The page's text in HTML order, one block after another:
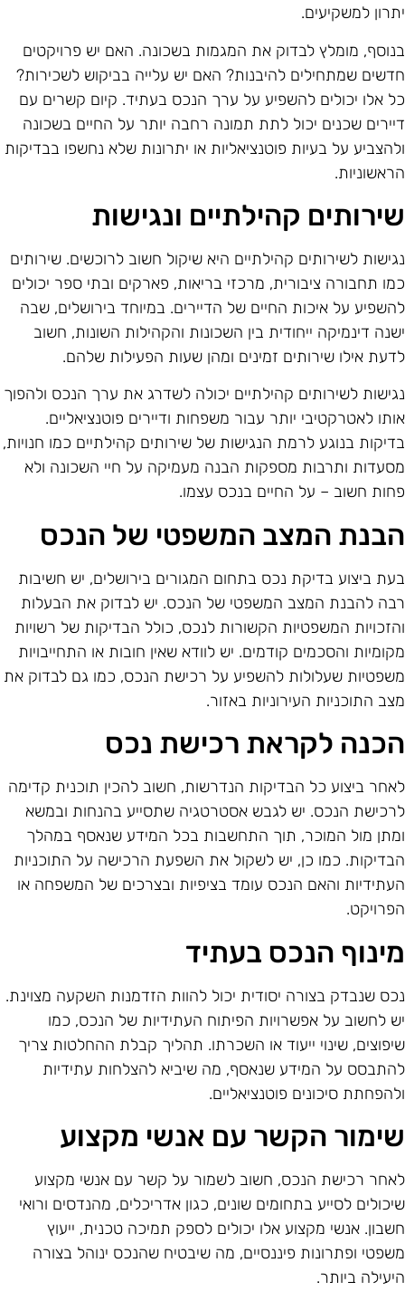
למשקיעים.
מומלץ לבדוק את המגמות בשכונה. האם יש פרויקטים
שמתחילים להיבנות? האם יש עלייה בביקוש לשכירות?
אלו יכולים להשפיע על ערך הנכס בעתיד. קיום קשרים עם
שכנים יכול לתת תמונה רחבה יותר על החיים בשכונה
על בעיות פוטנציאליות או יתרונות שלא נחשפו בבדיקות
קהילתיים ונגישות
לשירותים קהילתיים היא שיקול חשוב לרוכשים. שירותים
תחבורה ציבורית, מרכזי בריאות, פארקים ובתי ספר יכולים
על איכות החיים של הדיירים. במיוחד בירושלים, שבה
דינמיקה ייחודית בין השכונות והקהילות השונות, חשוב
אילו שירותים זמינים ומהן שעות הפעילות שלהם.
לשירותים קהילתיים יכולה לשדרג את ערך הנכס ולהפוך
לאטרקטיבי יותר עבור משפחות ודיירים פוטנציאליים.
בנוגע לרמת הנגישות של שירותים קהילתיים כמו חנויות,
ותרבות מספקות הבנה מעמיקה על חיי השכונה ולא
חשוב – על החיים בנכס עצמו.
המצב המשפטי של הנכס
ביצוע בדיקת נכס בתחום המגורים בירושלים, יש חשיבות
להבנת המצב המשפטי של הנכס. יש לבדוק את הבעלות
המשפטיות הקשורות לנכס, כולל הבדיקות של רשויות
והסכמים קודמים. יש לוודא שאין חובות או התחייבויות
שעלולות להשפיע על רכישת הנכס, כמו גם לבדוק את
התוכניות העירוניות באזור.
לקראת רכישת נכס
ביצוע כל הבדיקות הנדרשות, חשוב להכין תוכנית קדימה
הנכס. יש לגבש אסטרטגיה שתסייע בהנחות ובמשא
מול המוכר, תוך התחשבות בכל המידע שנאסף במהלך
כמו כן, יש לשקול את השפעת הרכישה על התוכניות
והאם הנכס עומד בציפיות ובצרכים של המשפחה או
הנכס בעתיד
שנבדק בצורה יסודית יכול להוות הזדמנות השקעה מצוינת.
לחשוב על אפשרויות הפיתוח העתידיות של הנכס, כמו
שינוי ייעוד או השכרתו. תהליך קבלת ההחלטות צריך
על המידע שנאסף, מה שיביא להצלחות עתידיות
סיכונים פוטנציאליים.
הקשר עם אנשי מקצוע
רכישת הנכס, חשוב לשמור על קשר עם אנשי מקצוע
לסייע בתחומים שונים, כגון אדריכלים, מהנדסים ורואי
אנשי מקצוע אלו יכולים לספק תמיכה טכנית, ייעוץ
ופתרונות פיננסיים, מה שיבטיח שהנכס ינוהל בצורה
ביותר.